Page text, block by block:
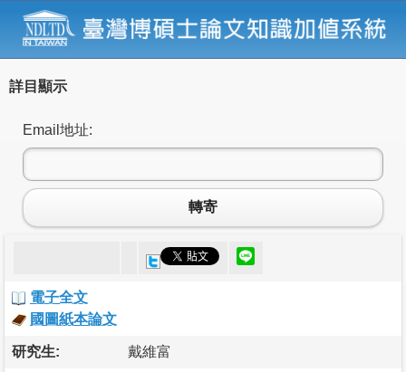
詳目顯示
Email地址:
轉寄
電子全文
國圖紙本論文
研究生: 戴維富